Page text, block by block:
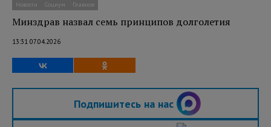
Новости Социум Главное
Минздрав назвал семь принципов долголетия
13:31 07.04.2026
Подпишитесь на нас